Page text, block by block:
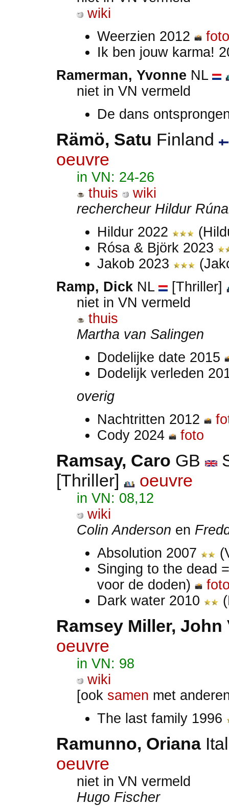
wiki
Weerzien 2012
foto
Ik ben jouw karma!
Ramerman, Yvonne NL
niet in VN vermeld
De dans
Rämö, Satu Finland
oeuvre
in VN: 24-26
thuis
wiki
rechercheur Hildur
Hildur 2022
Rósa & Björk 2023
Jakob 2023
Ramp, Dick NL
[Thriller]
niet in VN vermeld
thuis
Martha van Salingen
Dodelijke date 2015
Dodelijk verleden
overig
Nachtritten 2012
Cody 2024
foto
Ramsay, Caro GB
[Thriller]
oeuvre
in VN: 08,12
wiki
Colin Anderson en
Absolution 2007
Singing to the dead
voor de doden)
Dark water 2010
Ramsey Miller, John
oeuvre
in VN: 98
wiki
[ook samen met
The last family 1996
Ramunno, Oriana
oeuvre
niet in VN vermeld
Hugo Fischer